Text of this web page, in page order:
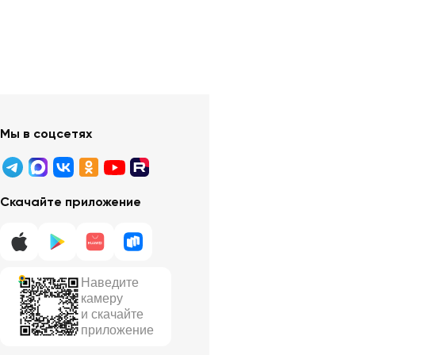
Мы в соцсетях
Скачайте приложение
Наведите
камеру
и скачайте
приложение